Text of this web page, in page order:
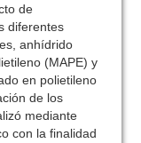
de
diferentes
anhídrido
(MAPE) y
en polietileno
de los
mediante
con la finalidad